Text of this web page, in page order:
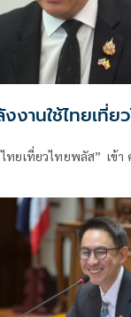
งานใช้ไทยเที่ย
ทยเที่ยวไทยพลัส” เข้า